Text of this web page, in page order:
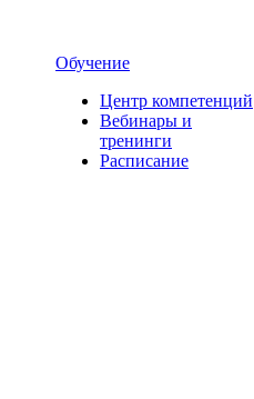
Обучение
Центр компетенций
Вебинары и
тренинги
Расписание